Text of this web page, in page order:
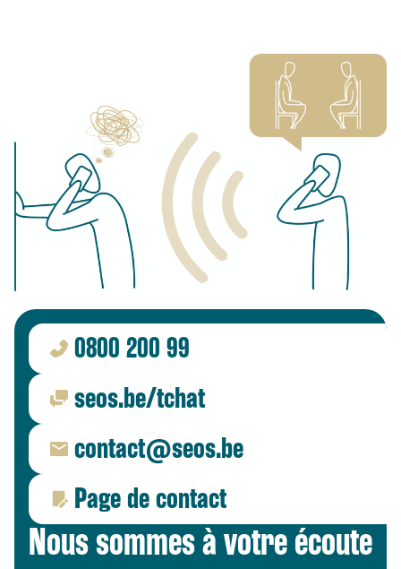
Nous sommes à votre écoute
0800 200 99
seos.be/tchat
contact@seos.be
Page de contact